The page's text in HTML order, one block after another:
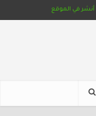
أنشر في الموقع